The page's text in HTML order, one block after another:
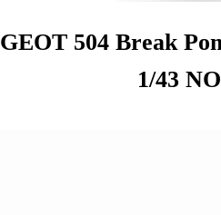
504 Break
1/43